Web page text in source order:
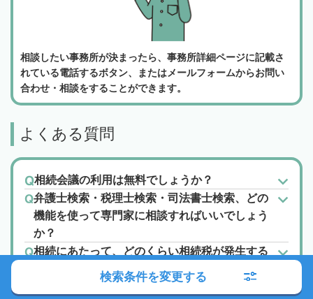
相談したい事務所が決まったら、事務所詳細ページに記載さ
れている電話するボタン、またはメールフォームからお問い
合わせ・相談をすることができます。
よくある質問
相続会議の利用は無料でしょうか？
弁護士検索・税理士検索・司法書士検索、どの
機能を使って専門家に相談すればいいでしょう
か？
相続にあたって、どのくらい相続税が発生する
かを知りたいです。
検索条件を変更する